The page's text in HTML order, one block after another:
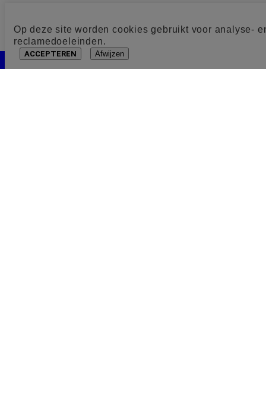
Op deze site worden cookies gebruikt voor analyse-
reclamedoeleinden.
ACCEPTEREN Afwijzen
Cookie toestemming